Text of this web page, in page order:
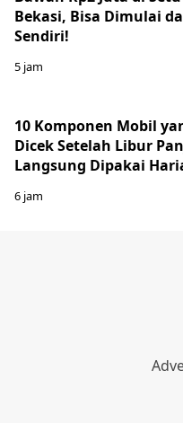
Bekasi, Bisa Dimulai
Sendiri!
5 jam
10 Komponen Mobil
Dicek Setelah Libur
Langsung Dipakai
6 jam